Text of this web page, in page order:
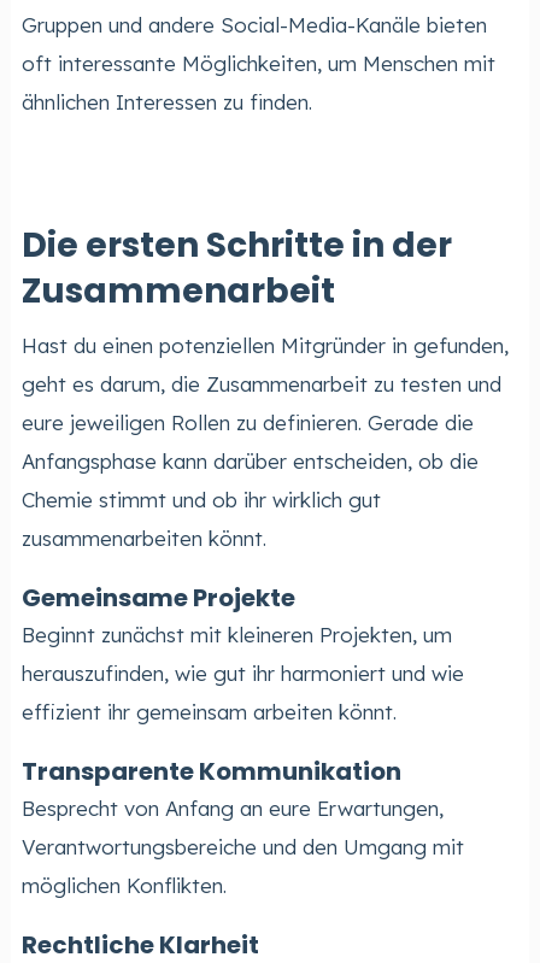
Gruppen und andere Social-Media-Kanäle bieten
oft interessante Möglichkeiten, um Menschen mit
ähnlichen Interessen zu finden.
Die ersten Schritte in der
Zusammenarbeit
Hast du einen potenziellen Mitgründer in gefunden,
geht es darum, die Zusammenarbeit zu testen und
eure jeweiligen Rollen zu definieren. Gerade die
Anfangsphase kann darüber entscheiden, ob die
Chemie stimmt und ob ihr wirklich gut
zusammenarbeiten könnt.
Gemeinsame Projekte
Beginnt zunächst mit kleineren Projekten, um
herauszufinden, wie gut ihr harmoniert und wie
effizient ihr gemeinsam arbeiten könnt.
Transparente Kommunikation
Besprecht von Anfang an eure Erwartungen,
Verantwortungsbereiche und den Umgang mit
möglichen Konflikten.
Rechtliche Klarheit